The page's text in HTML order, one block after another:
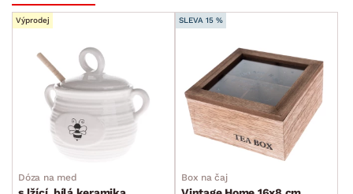
Dekorace
Stolování a vaření
Hrnce
Metly a mašlovačky
Mísy a misky
Ostatní kuchyňské pomůcky
Výprodej
Dóza na med
SLEVA 15 %
Box na čaj